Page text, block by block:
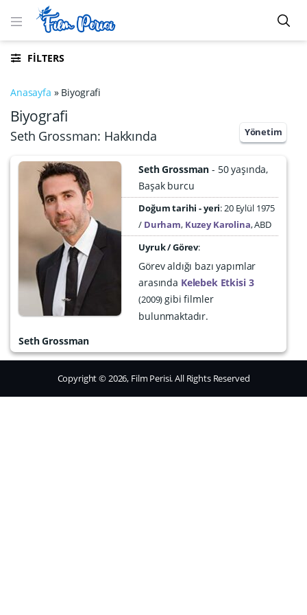
FILTERS
Anasayfa » Biyografi
Biyografi
Seth Grossman: Hakkında Yönetim
Seth Grossman 50 yaşında
Başak burcu
Doğum tarihi - yeri 20 Eylül 1975
Durham, Kuzey Karolina,ABD
Uyruk / Görev:
Görev aldığı bazı yapımlar
arasında Kelebek Etkisi 3
2009 gibi filmler
bulunmaktadır.
Seth Grossman
Copyright © 2026, Film Perisi. All Rights Reserved